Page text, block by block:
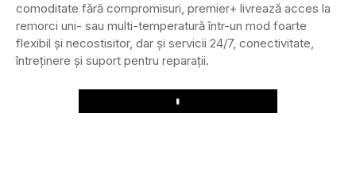
comoditate fără compromisuri, premier+ livrează acces la
remorci uni- sau multi-temperatură într-un mod foarte
flexibil și necostisitor, dar și servicii 24/7, conectivitate,
întreținere și suport pentru reparații.
Play